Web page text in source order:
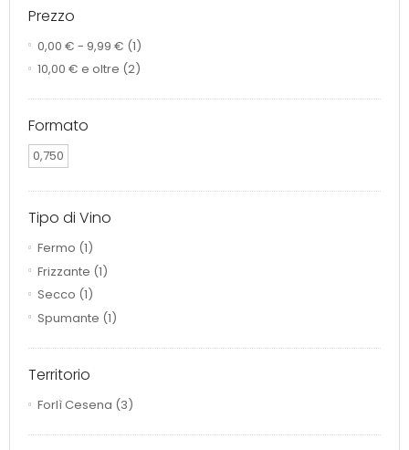
Prezzo
0,00 € - 9,99 € (1)
10,00 € e oltre (2)
Formato
0,750
Tipo di Vino
Fermo (1)
Frizzante (1)
Secco (1)
Spumante (1)
Territorio
Forlì Cesena (3)